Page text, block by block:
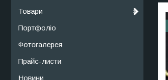
Товари
Портфоліо
Фотогалерея
Прайс-листи
Новини